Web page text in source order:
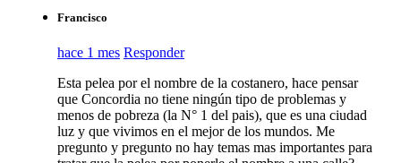
Francisco
hace 1 mes Responder
Esta pelea por el nombre de la costanero, hace pensar
que Concordia no tiene ningún tipo de problemas y
menos de pobreza (la N° 1 del pais), que es una ciudad
luz y que vivimos en el mejor de los mundos. Me
pregunto y pregunto no hay temas mas importantes para